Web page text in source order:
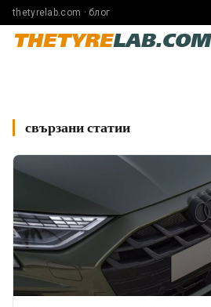
thetyrelab.com · блог
THETYRELAB.COM
свързани статии